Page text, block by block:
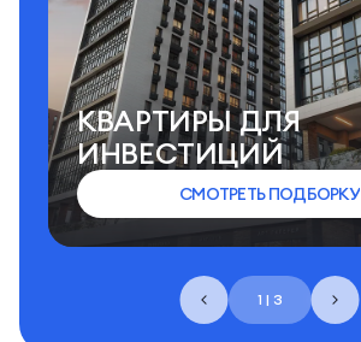
1 | 3
КВАРТИРЫ ДЛЯ
ИНВЕСТИЦИЙ
СМОТРЕТЬ ПОДБОРКУ